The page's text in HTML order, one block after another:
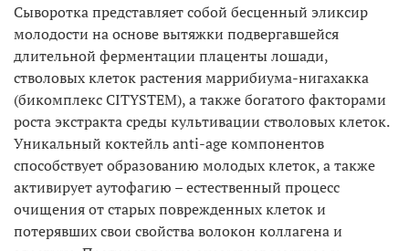
Сыворотка представляет собой бесценный эликсир
молодости на основе вытяжки подвергавшейся
длительной ферментации плаценты лошади,
стволовых клеток растения маррибиума-нигахакка
(бикомплекс CITYSTEM), а также богатого факторами
роста экстракта среды культивации стволовых клеток.
Уникальный коктейль anti-age компонентов
способствует образованию молодых клеток, а также
активирует аутофагию – естественный процесс
очищения от старых поврежденных клеток и
потерявших свои свойства волокон коллагена и